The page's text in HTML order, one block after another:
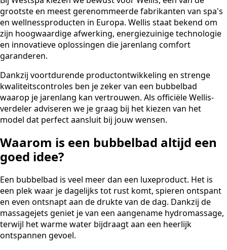
grootste en meest gerenommeerde fabrikanten van spa's
en wellnessproducten in Europa. Wellis staat bekend om
zijn hoogwaardige afwerking, energiezuinige technologie
en innovatieve oplossingen die jarenlang comfort
garanderen.
Dankzij voortdurende productontwikkeling en strenge
kwaliteitscontroles ben je zeker van een bubbelbad
waarop je jarenlang kan vertrouwen. Als officiële Wellis-
verdeler adviseren we je graag bij het kiezen van het
model dat perfect aansluit bij jouw wensen.
Waarom is een bubbelbad altijd een
goed idee?
Een bubbelbad is veel meer dan een luxeproduct. Het is
een plek waar je dagelijks tot rust komt, spieren ontspant
en even ontsnapt aan de drukte van de dag. Dankzij de
massagejets geniet je van een aangename hydromassage,
terwijl het warme water bijdraagt aan een heerlijk
ontspannen gevoel.